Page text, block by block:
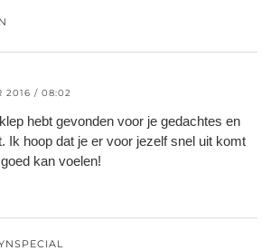
2016 / 08:02
hebt gevonden voor je gedachtes en
Ik hoop dat je er voor jezelf snel uit komt
kan voelen!